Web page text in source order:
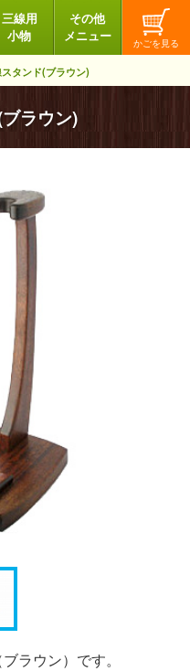
三線用
小物
その他
メニュー
スタンド(ブラウン)
ラウン)
ラウン）です。